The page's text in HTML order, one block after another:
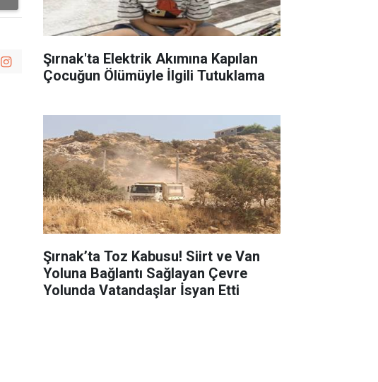
Şırnak'ta Elektrik Akımına Kapılan
Çocuğun Ölümüyle İlgili Tutuklama
Şırnak’ta Toz Kabusu! Siirt ve Van
Yoluna Bağlantı Sağlayan Çevre
Yolunda Vatandaşlar İsyan Etti